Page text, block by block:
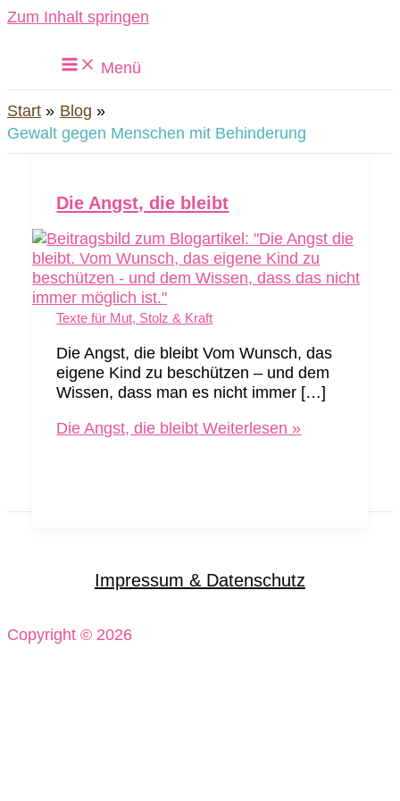
Zum Inhalt springen
Menü
Start
Blog
Gewalt gegen Menschen mit Behinderung
Die Angst, die bleibt
Texte für Mut, Stolz & Kraft
Die Angst, die bleibt Vom Wunsch, das
eigene Kind zu beschützen – und dem
Wissen, dass man es nicht immer […]
Die Angst, die bleibt Weiterlesen »
Impressum & Datenschutz
Copyright © 2026